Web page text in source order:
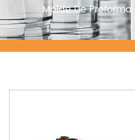
Molde De Preforma